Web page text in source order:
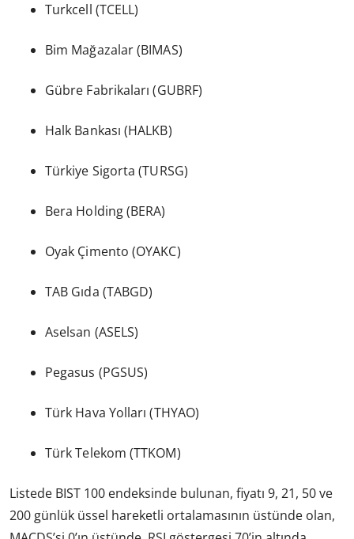
Turkcell (TCELL)
Bim Mağazalar (BIMAS)
Gübre Fabrikaları (GUBRF)
Halk Bankası (HALKB)
Türkiye Sigorta (TURSG)
Bera Holding (BERA)
Oyak Çimento (OYAKC)
TAB Gıda (TABGD)
Aselsan (ASELS)
Pegasus (PGSUS)
Türk Hava Yolları (THYAO)
Türk Telekom (TTKOM)
Listede BIST 100 endeksinde bulunan, fiyatı 9, 21, 50 ve
200 günlük üssel hareketli ortalamasının üstünde olan,